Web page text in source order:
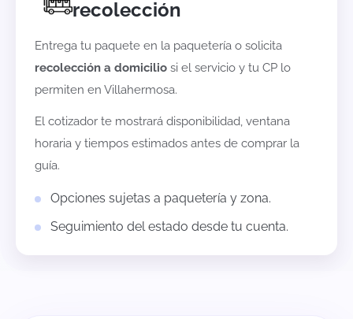
recolección
Entrega tu paquete en la paquetería o solicita
recolección a domicilio si el servicio y tu CP lo
permiten en Villahermosa.
El cotizador te mostrará disponibilidad, ventana
horaria y tiempos estimados antes de comprar la
guía.
Opciones sujetas a paquetería y zona.
Seguimiento del estado desde tu cuenta.